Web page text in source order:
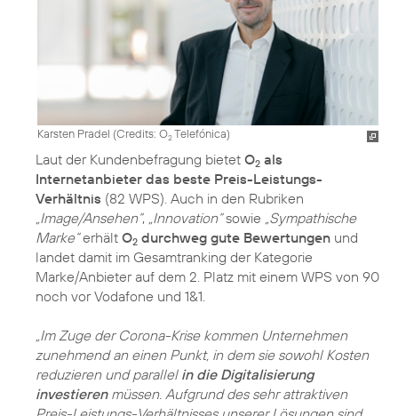
Karsten Pradel (Credits: O2Telefónica)
Laut der Kundenbefragung bietet O2 als
Internetanbieter das beste Preis-Leistungs-
Verhältnis (82 WPS). Auch in den Rubriken
„Image/Ansehen“, „Innovation“sowie „Sympathische
Marke“erhält O2 durchweg gute Bewertungen und
landet damit im Gesamtranking der Kategorie
Marke/Anbieter auf dem 2. Platz mit einem WPS von 90
noch vor Vodafone und 1&1.
„Im Zuge der Corona-Krise kommen Unternehmen
zunehmend an einen Punkt, in dem sie sowohl Kosten
reduzieren und parallel in die Digitalisierung
investierenmüssen. Aufgrund des sehr attraktiven